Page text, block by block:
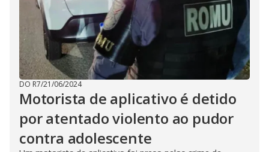
DO R7/21/06/2024
Motorista de aplicativo é detido
por atentado violento ao pudor
contra adolescente